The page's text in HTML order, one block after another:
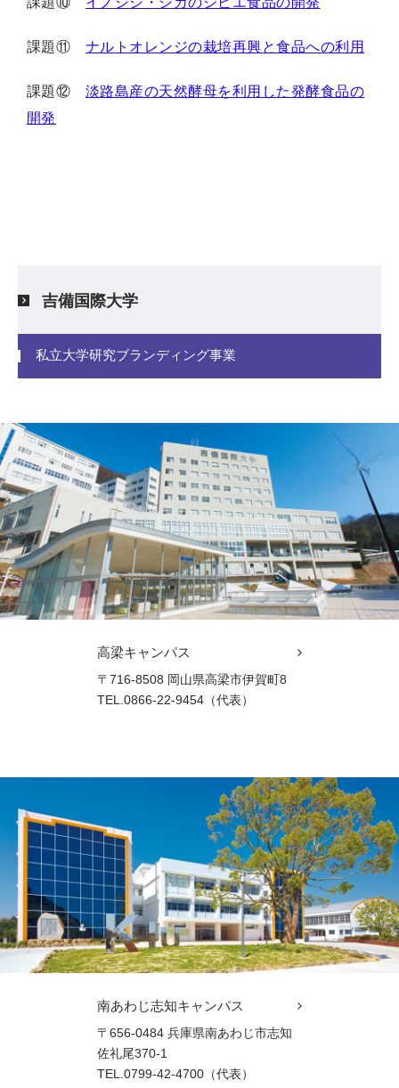
課題⑪ ナルトオレンジの栽培再興と食品への利用
課題⑫ 淡路島産の天然酵母を利用した発酵食品の
開発
吉備国際大学
私立大学研究ブランディング事業
高梁キャンパス
〒716-8508 岡山県高梁市伊賀町8
TEL.0866-22-9454（代表）
南あわじ志知キャンパス
〒656-0484 兵庫県南あわじ市志知
佐礼尾370-1
TEL.0799-42-4700（代表）